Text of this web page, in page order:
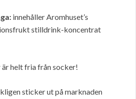
innehåller Aromhuset’s
stilldrink-koncentrat
helt fria från socker!
sticker ut på marknaden